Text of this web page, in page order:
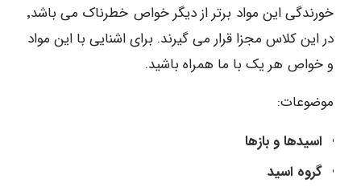
خورندگی این مواد برتر از دیگر خواص خطرناک می باشد٬
در این کلاس مجزا قرار می گیرند. برای اشنایی با این مواد
و خواص هر یک با ما همراه باشید.
موضوعات:
اسیدها و بازها
گروه اسید